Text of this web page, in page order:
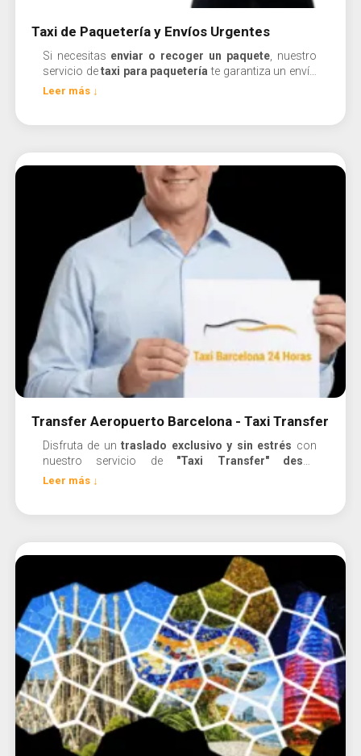
Taxi de Paquetería y Envíos Urgentes
Si necesitas enviar o recoger un paquete , nuestro
servicio detaxi para paquetería te garantiza un envío
de confianza, rápido, seguro y directo a tu destino.
Leer más ↓
Transfer Aeropuerto Barcelona - Taxi Transfer
Disfruta de un traslado exclusivo y sin estrés con
nuestro servicio de "Taxi Transfer" desde
el Aeropuerto
Leer más ↓